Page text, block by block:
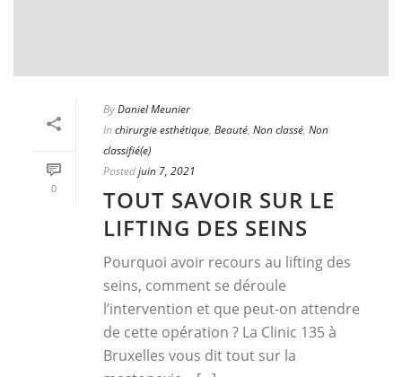
0
ByDaniel Meunier
In chirurgie esthétique, Beauté, Non classé, Non
classifié(e)
Postedjuin 7, 2021
TOUT SAVOIR SUR LE
LIFTING DES SEINS
Pourquoi avoir recours au lifting des
seins, comment se déroule
l’intervention et que peut-on attendre
de cette opération ? La Clinic 135 à
Bruxelles vous dit tout sur la